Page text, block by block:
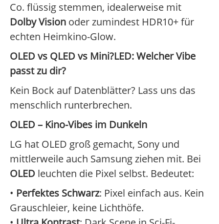
Co. flüssig stemmen, idealerweise mit
Dolby Vision oder zumindest HDR10+ für
echten Heimkino-Glow.
OLED vs QLED vs Mini?LED: Welcher Vibe
passt zu dir?
Kein Bock auf Datenblätter? Lass uns das
menschlich runterbrechen.
OLED – Kino-Vibes im Dunkeln
LG hat OLED groß gemacht, Sony und
mittlerweile auch Samsung ziehen mit. Bei
OLED leuchten die Pixel selbst. Bedeutet:
• Perfektes Schwarz: Pixel einfach aus. Kein
Grauschleier, keine Lichthöfe.